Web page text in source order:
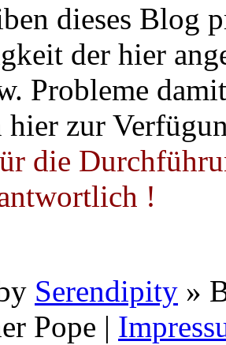
dieses Blog
der hier
Probleme
hier zur
die
!
Serendipity »
Pope |